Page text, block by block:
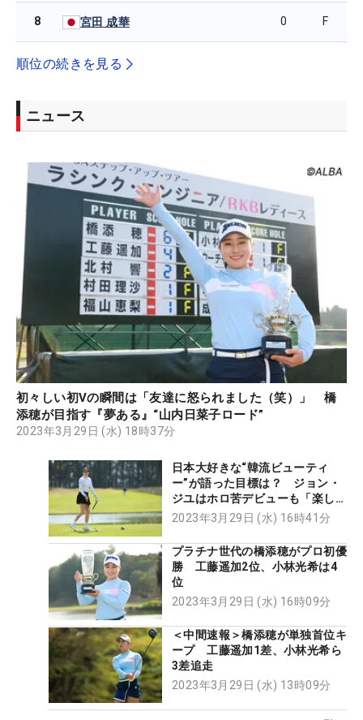
8 宮田 成華 0 F
順位の続きを見る
ニュース
初々しい初Vの瞬間は「友達に怒られました（笑）」 橋
添穂が目指す『夢ある』“山内日菜子ロード”
2023年3月29日 (水) 18時37分
日本大好きな“韓流ビューティ
ー”が語った目標は？ ジョン・
ジユはホロ苦デビューも「楽しく
プレーできた」
2023年3月29日 (水) 16時41分
プラチナ世代の橋添穂がプロ初優
勝 工藤遥加2位、小林光希は4
位
2023年3月29日 (水) 16時09分
＜中間速報＞橋添穂が単独首位キ
ープ 工藤遥加1差、小林光希ら
3差追走
2023年3月29日 (水) 13時09分